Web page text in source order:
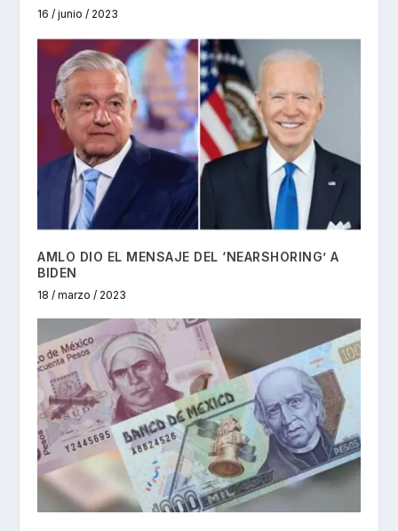
16 / junio / 2023
AMLO DIO EL MENSAJE DEL ‘NEARSHORING’ A
BIDEN
18 / marzo / 2023